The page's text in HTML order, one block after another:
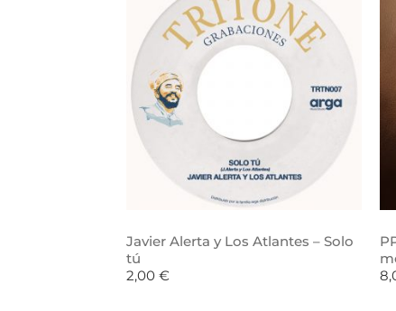
Javier Alerta y Los Atlantes – Solo
tú
2,00 €